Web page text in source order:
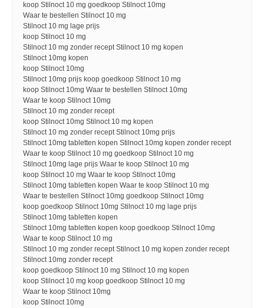
koop Stilnoct 10 mg goedkoop Stilnoct 10mg
Waar te bestellen Stilnoct 10 mg
Stilnoct 10 mg lage prijs
koop Stilnoct 10 mg
Stilnoct 10 mg zonder recept Stilnoct 10 mg kopen
Stilnoct 10mg kopen
koop Stilnoct 10mg
Stilnoct 10mg prijs koop goedkoop Stilnoct 10 mg
koop Stilnoct 10mg Waar te bestellen Stilnoct 10mg
Waar te koop Stilnoct 10mg
Stilnoct 10 mg zonder recept
koop Stilnoct 10mg Stilnoct 10 mg kopen
Stilnoct 10 mg zonder recept Stilnoct 10mg prijs
Stilnoct 10mg tabletten kopen Stilnoct 10mg kopen zonder recept
Waar te koop Stilnoct 10 mg goedkoop Stilnoct 10 mg
Stilnoct 10mg lage prijs Waar te koop Stilnoct 10 mg
koop Stilnoct 10 mg Waar te koop Stilnoct 10mg
Stilnoct 10mg tabletten kopen Waar te koop Stilnoct 10 mg
Waar te bestellen Stilnoct 10mg goedkoop Stilnoct 10mg
koop goedkoop Stilnoct 10mg Stilnoct 10 mg lage prijs
Stilnoct 10mg tabletten kopen
Stilnoct 10mg tabletten kopen koop goedkoop Stilnoct 10mg
Waar te koop Stilnoct 10 mg
Stilnoct 10 mg zonder recept Stilnoct 10 mg kopen zonder recept
Stilnoct 10mg zonder recept
koop goedkoop Stilnoct 10 mg Stilnoct 10 mg kopen
koop Stilnoct 10 mg koop goedkoop Stilnoct 10 mg
Waar te koop Stilnoct 10mg
koop Stilnoct 10mg